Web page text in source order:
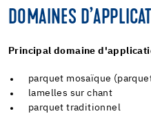
DOMAINES
Principal domaine
parquet mosaïque
lamelles sur chant
parquet traditionnel